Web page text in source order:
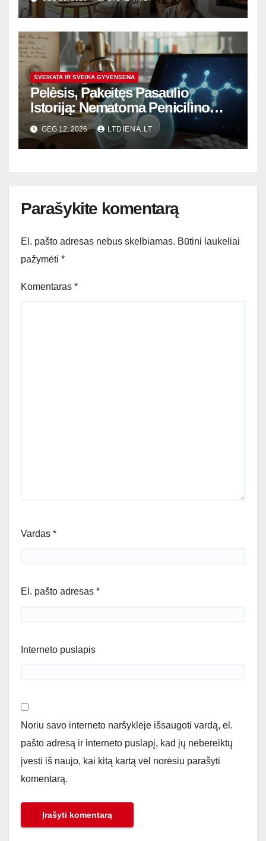
SVEIKATA IR SVEIKA GYVENSENA
Pelėsis, Pakeitęs Pasaulio
Istoriją: Nematoma Penicilino
Revoliucija ir Šiuolaikiniai
Iššūkiai
GEG 12, 2026 LTDIENA.LT
Parašykite komentarą
El. pašto adresas nebus skelbiamas. Būtini laukeliai
pažymėti *
Komentaras *
Vardas *
El. pašto adresas *
Interneto puslapis
Noriu savo interneto naršyklėje išsaugoti vardą, el.
pašto adresą ir interneto puslapį, kad jų nebereiktų
įvesti iš naujo, kai kitą kartą vėl norėsiu parašyti
komentarą.